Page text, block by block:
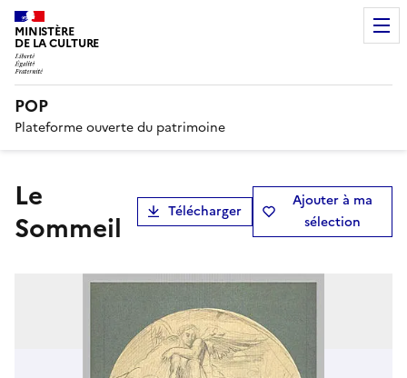
MINISTÈRE
DE LA CULTURE
POP
Plateforme ouverte du patrimoine
Le
Sommeil
Télécharger
Ajouter à ma
sélection